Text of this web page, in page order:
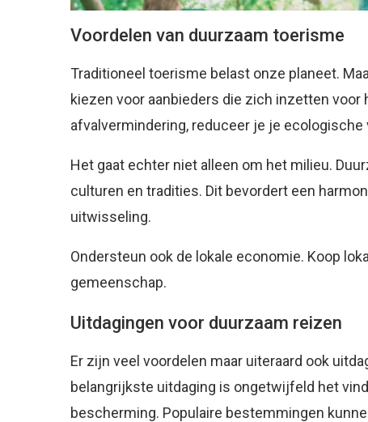
Voordelen van duurzaam toerisme
Traditioneel toerisme belast onze planeet.
kiezen voor aanbieders die zich inzetten
afvalvermindering, reduceer je je ecologische
Het gaat echter niet alleen om het milieu.
culturen en tradities. Dit bevordert een
uitwisseling.
Ondersteun ook de lokale economie. Koop
gemeenschap.
Uitdagingen voor duurzaam reizen
Er zijn veel voordelen maar uiteraard ook
belangrijkste uitdaging is ongetwijfeld het
bescherming. Populaire bestemmingen